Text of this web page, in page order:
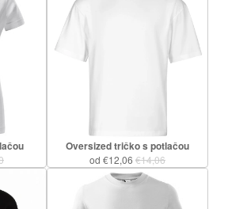
Oversized tričko s potlačou
od €12,06 €14,06